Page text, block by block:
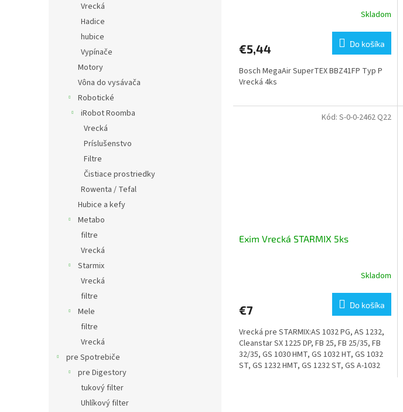
Vrecká
Hadice
hubice
Vypínače
Motory
Vôna do vysávača
Robotické
iRobot Roomba
Vrecká
Príslušenstvo
Filtre
Čistiace prostriedky
Rowenta / Tefal
Hubice a kefy
Metabo
filtre
Vrecká
Starmix
Vrecká
filtre
Mele
filtre
Vrecká
pre Spotrebiče
pre Digestory
tukový filter
Uhlíkový filter
Skladom
€5,44 Do košíka
Bosch MegaAir SuperTEX BBZ41FP Typ P
Vrecká 4ks
Exim Vrecká STARMIX 5ks
je
z
5
hviezdičiek.
Skladom
€7 Do košíka
Vrecká pre STARMIX:AS 1032 PG, AS 1232,
Cleanstar SX 1225 DP, FB 25, FB 25/35, FB
32/35, GS 1030 HMT, GS 1032 HT, GS 1032
ST, GS 1232 HMT, GS 1232 ST, GS A-1032
Kód: S-0-0-2462 Q22